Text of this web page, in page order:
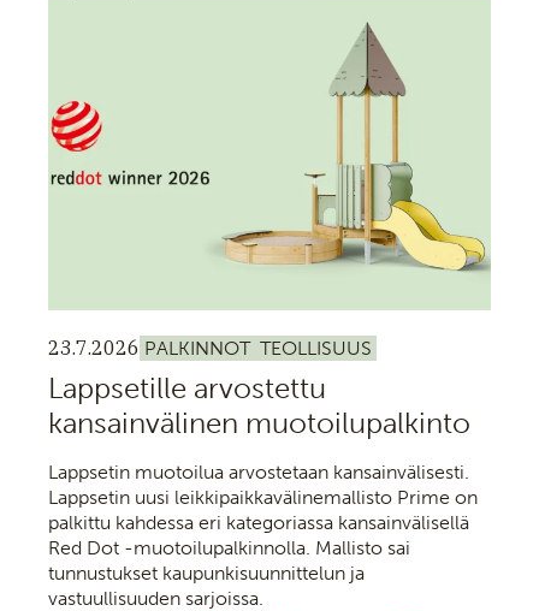
23.7.2026 PALKINNOT TEOLLISUUS
Lappsetille arvostettu
kansainvälinen muotoilupalkinto
Lappsetin muotoilua arvostetaan kansainvälisesti.
Lappsetin uusi leikkipaikkavälinemallisto Prime on
palkittu kahdessa eri kategoriassa kansainvälisellä
Red Dot -muotoilupalkinnolla. Mallisto sai
tunnustukset kaupunkisuunnittelun ja
vastuullisuuden sarjoissa.